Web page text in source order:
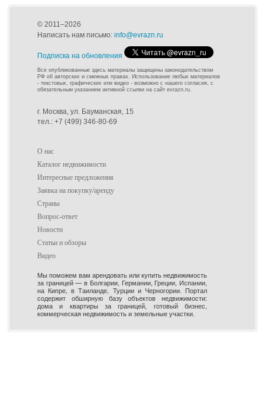
© 2011–2026
Написать нам письмо: info@evrazn.ru
Подписка на обновления
Все опубликованные здесь материалы защищены законодательством
РФ об авторских и смежных правах. Использование любых материалов
- текстовых, графических или видео - возможно с нашего согласия, с
обязательным указанием активной ссылки на сайт evrazn.ru.
г. Москва, ул. Бауманская, 15
тел.: +7 (499) 346-80-69
О нас
Каталог недвижимости
Интересные предложения
Заявка на покупку/аренду
Страны
Вопрос-ответ
Новости
Статьи и обзоры
Видео
Мы поможем вам арендовать или купить недвижимость
за границей — в Болгарии, Германии, Греции, Испании,
на Кипре, в Таиланде, Турции и Черногории. Портал
содержит обширную базу объектов недвижимости:
дома и квартиры за границей, готовый бизнес,
коммерческая недвижимость и земельные участки.